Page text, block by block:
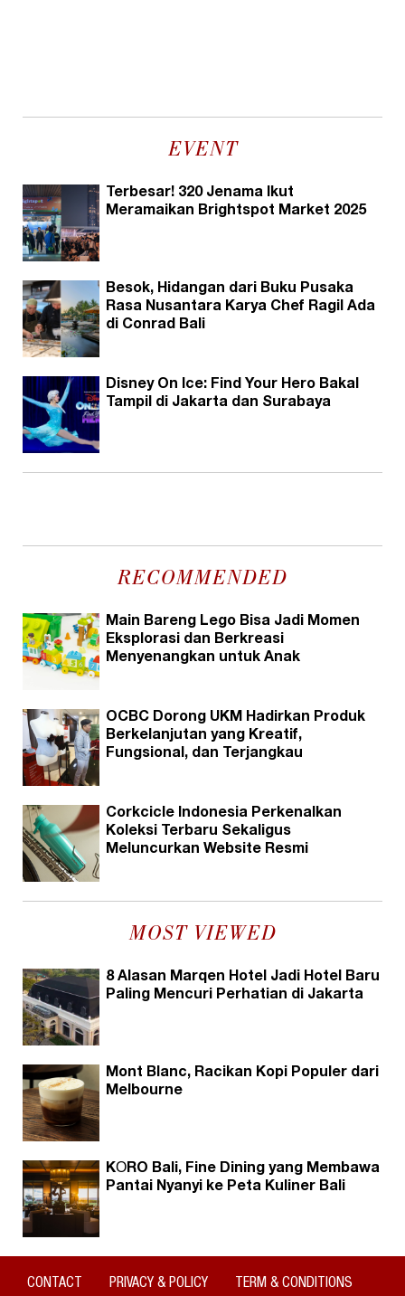
EVENT
Terbesar! 320 Jenama Ikut
Meramaikan Brightspot Market 2025
Besok, Hidangan dari Buku Pusaka
Rasa Nusantara Karya Chef Ragil Ada
di Conrad Bali
Disney On Ice: Find Your Hero Bakal
Tampil di Jakarta dan Surabaya
RECOMMENDED
Main Bareng Lego Bisa Jadi Momen
Eksplorasi dan Berkreasi
Menyenangkan untuk Anak
OCBC Dorong UKM Hadirkan Produk
Berkelanjutan yang Kreatif,
Fungsional, dan Terjangkau
Corkcicle Indonesia Perkenalkan
Koleksi Terbaru Sekaligus
Meluncurkan Website Resmi
MOST VIEWED
8 Alasan Marqen Hotel Jadi Hotel Baru
Paling Mencuri Perhatian di Jakarta
Mont Blanc, Racikan Kopi Populer dari
Melbourne
KŌRO Bali, Fine Dining yang Membawa
Pantai Nyanyi ke Peta Kuliner Bali
CONTACT PRIVACY & POLICY TERM & CONDITIONS